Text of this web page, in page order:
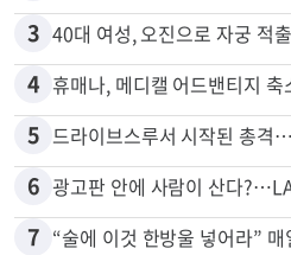
3 40대 여성, 오진으로 자궁 적
4 휴매나, 메디캘 어드밴티지
5 드라이브스루서 시작된 총격
6 광고판 안에 사람이 산다
7